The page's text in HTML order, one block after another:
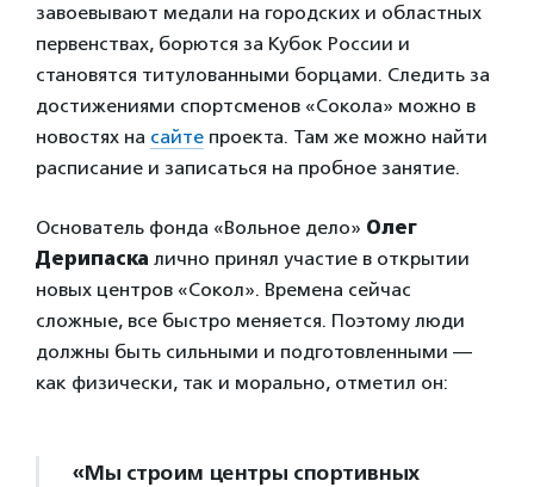
завоевывают медали на городских и областных
первенствах, борются за Кубок России и
становятся титулованными борцами. Следить за
достижениями спортсменов «Сокола» можно в
новостях на сайте проекта. Там же можно найти
расписание и записаться на пробное занятие.
Основатель фонда «Вольное дело» Олег
Дерипаска лично принял участие в открытии
новых центров «Сокол». Времена сейчас
сложные, все быстро меняется. Поэтому люди
должны быть сильными и подготовленными —
как физически, так и морально, отметил он:
«Мы строим центры спортивных